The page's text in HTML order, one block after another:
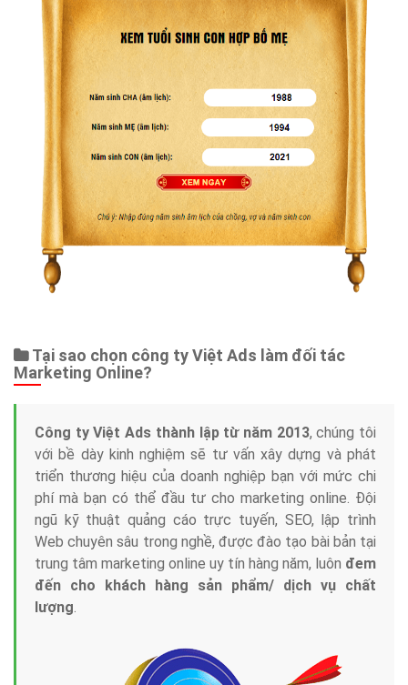
Tại sao chọn công ty Việt Ads làm đối tác
Marketing Online?
Công ty Việt Ads thành lập từ năm 2013, chúng tôi
với bề dày kinh nghiệm sẽ tư vấn xây dựng và phát
triển thương hiệu của doanh nghiệp bạn với mức chi
phí mà bạn có thể đầu tư cho marketing online. Đội
ngũ kỹ thuật quảng cáo trực tuyến, SEO, lập trình
Web chuyên sâu trong nghề, được đào tạo bài bản tại
trung tâm marketing online uy tín hàng năm, luôn đem
đến cho khách hàng sản phẩm/ dịch vụ chất
lượng.